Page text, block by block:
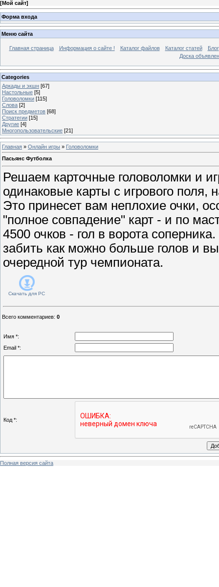
[Мой сайт]
Форма входа
Меню сайта
Главная страница Информация о сайте ! Каталог файлов Каталог статей
Блог
Доска
Categories
Аркады и экшн [67]
Настольные [5]
Головоломки [115]
Слова [2]
Поиск предметов [68]
Стратегии [15]
Другие [4]
Многопользовательские [21]
Главная » Онлайн игры » Головоломки
Пасьянс Футболка
Решаем карточные головоломки и
одинаковые карты с игрового поля,
Это принесет вам неплохие очки,
"полное совпадение" карт - и по
4500 очков - гол в ворота
забить как можно больше голов и
очередной тур чемпионата.
Скачать для PC
Всего комментариев: 0
Имя *:
Email *:
Код *:
Полная версия сайта